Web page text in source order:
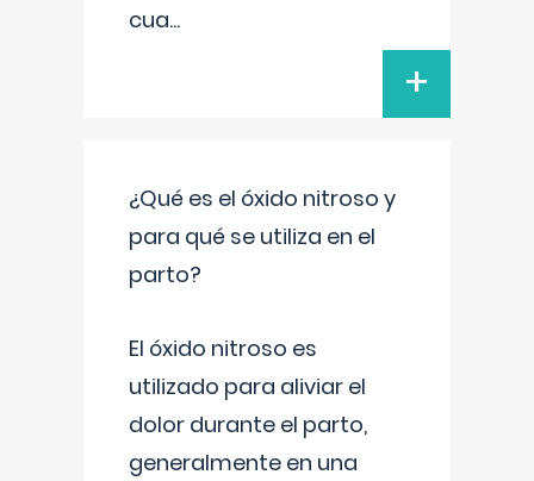
cua...
+
¿Qué es el óxido nitroso y
para qué se utiliza en el
parto?
El óxido nitroso es
utilizado para aliviar el
dolor durante el parto,
generalmente en una